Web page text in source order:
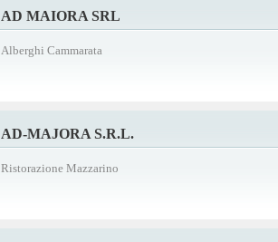
AD MAIORA SRL
Alberghi Cammarata
AD-MAJORA S.R.L.
Ristorazione Mazzarino